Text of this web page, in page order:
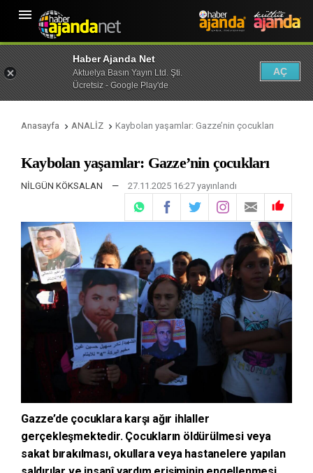

Anasayfa  ANALİZ  Kaybolan yaşamlar: Gazze’nin çocukları
Kaybolan yaşamlar: Gazze’nin çocukları
NİLGÜN KÖKSALAN — 27.11.2025 16:27 yayınlandı

Gazze’de çocuklara karşı ağır ihlaller
gerçekleşmektedir. Çocukların öldürülmesi veya
sakat bırakılması, okullara veya hastanelere yapılan
Haber Ajanda Net
Aktuelya Basın Yayın Ltd. Şti.
Ücretsiz - Google Play'de
AÇ